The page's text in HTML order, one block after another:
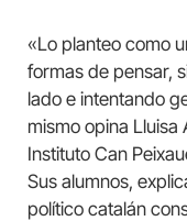
«Lo planteo como
formas de pensar,
lado e intentando
mismo opina Lluisa
Instituto Can
Sus alumnos,
político catalán